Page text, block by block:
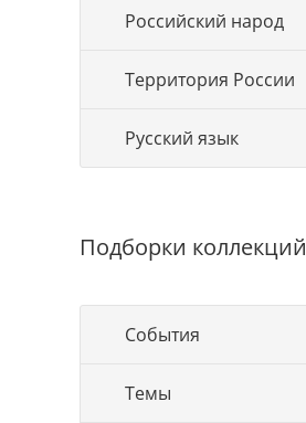
Российский народ
Территория России
Русский язык
Подборки коллекций
События
Темы